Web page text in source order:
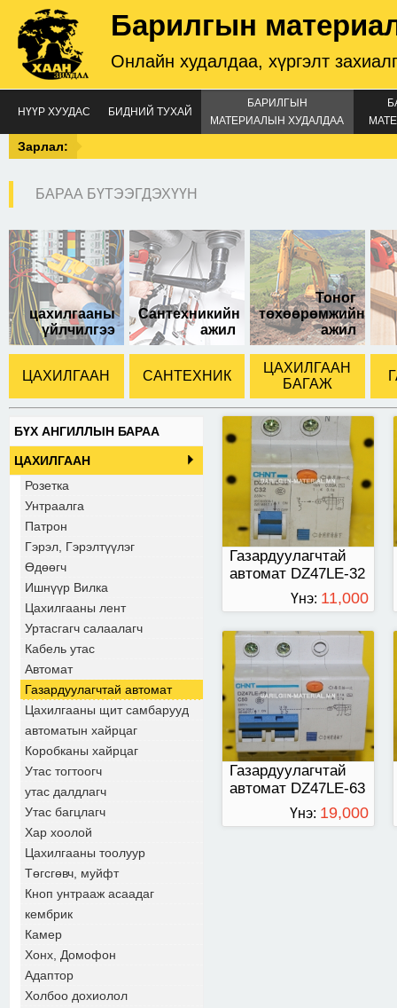
Барилгын
Онлайн худалдаа, хүргэлт
НҮҮР ХУУДАС БИДНИЙ ТУХАЙ
БАРИЛГЫН
МАТЕРИАЛЫН ХУДАЛДАА
Зарлал:
БАРАА БҮТЭЭГДЭХҮҮН
цахилгааны
үйлчилгээ
Сантехникийн
ажил
Тоног
төхөөрөмжийн
ажил
ЦАХИЛГААН САНТЕХНИК
ЦАХИЛГААН
БАГАЖ
БҮХ АНГИЛЛЫН БАРАА
ЦАХИЛГААН
Розетка
Унтраалга
Патрон
Гэрэл, Гэрэлтүүлэг
Өдөөгч
Ишнүүр Вилка
Цахилгааны лент
Уртасгагч салаалагч
Кабель утас
Автомат
Газардуулагчтай автомат
Цахилгааны щит самбарууд
автоматын хайрцаг
Коробканы хайрцаг
Утас тогтоогч
утас далдлагч
Утас багцлагч
Хар хоолой
Цахилгааны тоолуур
Төгсгөвч, муйфт
Кноп унтрааж асаадаг
кембрик
Камер
Хонх, Домофон
Адаптор
Холбоо дохиолол
Газардуулагчтай
автомат DZ47LE-32
1 паз 32а
Үнэ: 11,000
ТӨГРӨГ
Газардуулагчтай
автомат DZ47LE-63
2 паз 50а
Үнэ: 19,000